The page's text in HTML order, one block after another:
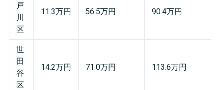
戸
川
区
11.3万円 56.5万円 90.4万円
世
田
谷
区
14.2万円 71.0万円 113.6万円